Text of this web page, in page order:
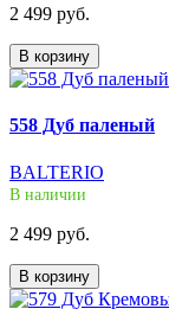
2 499 руб.
В корзину
558 Дуб паленый
BALTERIO
В наличии
2 499 руб.
В корзину